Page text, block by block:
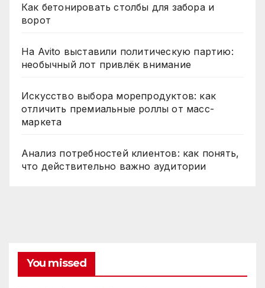
Как бетонировать столбы для забора и
ворот
На Avito выставили политическую партию:
необычный лот привлёк внимание
Искусство выбора морепродуктов: как
отличить премиальные роллы от масс-
маркета
Анализ потребностей клиентов: как понять,
что действительно важно аудитории
You missed